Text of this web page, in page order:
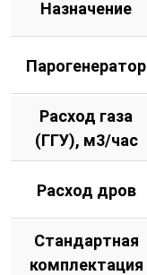
Назначение
Парогенератор
Расход газа
(ГГУ), м3/час
Расход дров
Стандартная
комплектация